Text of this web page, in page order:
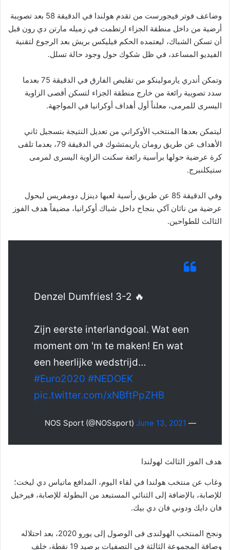
وضاعف فوتر فيجورست من تقدم هولندا في الدقيقة 58 بعد تصويبة
أرضية من داخل منطقة الجزاء ارتطمت في زميله مارتن دي رون قبل
أن تسكن الشباك، ليعتمده الحكم فيليكس بريش بعد الرجوع لتقنية
الفيديو المساعد، في ظل شكوك حول وجود حالة تسلل.
وتمكن أندري يارمولينكو من تقليص الفارق في الدقيقة 75 بعدما
سدد تصويبة رائعة من خارج منطقة الجزاء لتسكن أقصى الزاوية
اليسرى للمرمى، معلناً أول أهداف أوكرانيا في المواجهة.
ليتمكن بعدها المنتخب الأوكراني من تعديل النتيجة بتسجيل ثاني
الأهداف عن طريق رومان ياريمتشوك في الدقيقة 79، بعدما تلقى
كرة عرضية حولها برأسية رائعة سكنت الزاوية اليسرى لمرمى
ستيكلنبرج.
وفي الدقيقة 85 عن طريق رأسية لعبها دينزل دومفريس ليحول
عرضية من ناثان آكي بنجاح داخل شباك أوكرانيا، مضيفاً هدف الفوز
الثالث للطواحين.
Denzel Dumfries! 3-2 🔥
Zijn eerste interlandgoal. Wat een
moment om 'm te maken! En wat
een heerlijke wedstrijd…
#Euro2020 #NEDOEK
pic.twitter.com/xNBftPpZHB
— NOS Sport (@NOSsport)
June 13, 2021
هدف الفوز الثالث لهولندا
وغاب عن منتخب هولندا في لقاء اليوم، المدافع ماتياس دي ليخت؛
للإصابة، بالإضافة إلى الثنائي المستبعد من البطولة للإصابة، فيرخيل
فان دايك ودوني فان دي بيك.
ونجح المنتخب الهولندى فى الوصول إلى يورو 2020، بعد احتلاله
وصافة المجموعة الثالثة فى التصفيات برصيد 19 نقطة، خلف